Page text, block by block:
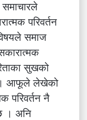
परिवर्तन
समाज
सुखको
। आफूले लेखेको
परिवर्तन नै
। अनि